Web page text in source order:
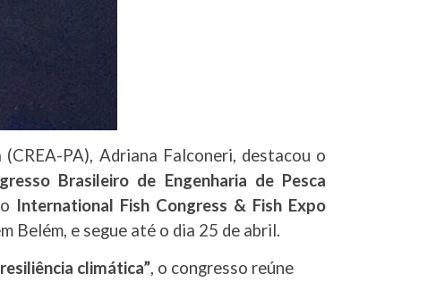
PA), Adriana Falconeri, destacou o
Brasileiro de Engenharia de Pesca
International Fish Congress & Fish Expo
Belém, e segue até o dia 25 de abril.
climática”, o congresso reúne